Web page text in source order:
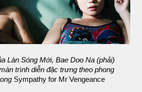
Làn Sóng Mới, Bae Doo Na (phải)
trình diễn đặc trưng theo phong
Sympathy for Mr Vengeance